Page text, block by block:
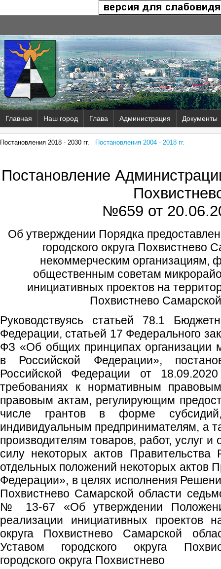
Главная Наш город Глава Администрация Документы
Постановления 2018 - 2030 гг. Постановления 2004 - 2018 гг.
Постановление
№659 от
Об утверждении Порядка
городского округа Похвистнево
некоммерческим организациям,
общественным советам
инициативных проектов на
Похвистнево
Руководствуясь статьей 78.1
Федерации, статьей 17 Федерального
ФЗ «Об общих принципах организации
в Российской Федерации»,
Российской Федерации от
требованиях к нормативным
правовым актам, регулирующим
числе грантов в форме
индивидуальным предпринимателям, а
производителям товаров, работ, услуг
силу некоторых актов Правительства
отдельных положений некоторых актов
Федерации», в целях исполнения
Похвистнево Самарской области
№ 13-67 «Об утверждении
реализации инициативных проектов
округа Похвистнево Самарской
Уставом городского округа
городского округа Похвистнево